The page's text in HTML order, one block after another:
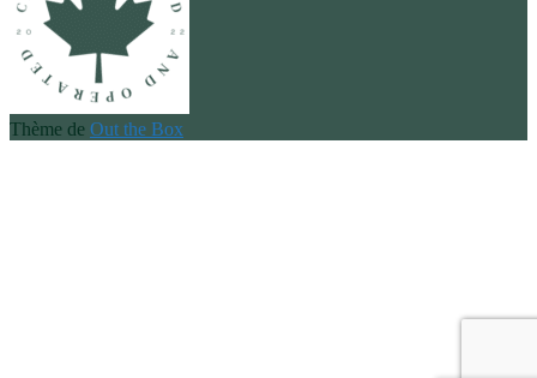
Thème de Out the Box